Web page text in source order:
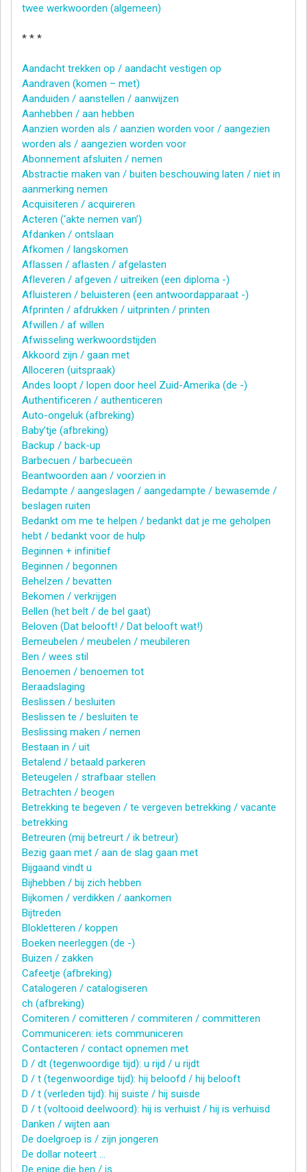
twee werkwoorden (algemeen)
* * *
Aandacht trekken op / aandacht vestigen op
Aandraven (komen – met)
Aanduiden / aanstellen / aanwijzen
Aanhebben / aan hebben
Aanzien worden als / aanzien worden voor / aangezien
worden als / aangezien worden voor
Abonnement afsluiten / nemen
Abstractie maken van / buiten beschouwing laten / niet in
aanmerking nemen
Acquisiteren / acquireren
Acteren (‘akte nemen van’)
Afdanken / ontslaan
Afkomen / langskomen
Aflassen / aflasten / afgelasten
Afleveren / afgeven / uitreiken (een diploma -)
Afluisteren / beluisteren (een antwoordapparaat -)
Afprinten / afdrukken / uitprinten / printen
Afwillen / af willen
Afwisseling werkwoordstijden
Akkoord zijn / gaan met
Alloceren (uitspraak)
Andes loopt / lopen door heel Zuid-Amerika (de -)
Authentificeren / authenticeren
Auto-ongeluk (afbreking)
Baby’tje (afbreking)
Backup / back-up
Barbecuen / barbecueën
Beantwoorden aan / voorzien in
Bedampte / aangeslagen / aangedampte / bewasemde /
beslagen ruiten
Bedankt om me te helpen / bedankt dat je me geholpen
hebt / bedankt voor de hulp
Beginnen + infinitief
Beginnen / begonnen
Behelzen / bevatten
Bekomen / verkrijgen
Bellen (het belt / de bel gaat)
Beloven (Dat belooft! / Dat belooft wat!)
Bemeubelen / meubelen / meubileren
Ben / wees stil
Benoemen / benoemen tot
Beraadslaging
Beslissen / besluiten
Beslissen te / besluiten te
Beslissing maken / nemen
Bestaan in / uit
Betalend / betaald parkeren
Beteugelen / strafbaar stellen
Betrachten / beogen
Betrekking te begeven / te vergeven betrekking / vacante
betrekking
Betreuren (mij betreurt / ik betreur)
Bezig gaan met / aan de slag gaan met
Bijgaand vindt u
Bijhebben / bij zich hebben
Bijkomen / verdikken / aankomen
Bijtreden
Blokletteren / koppen
Boeken neerleggen (de -)
Buizen / zakken
Cafeetje (afbreking)
Catalogeren / catalogiseren
ch (afbreking)
Comiteren / comitteren / commiteren / committeren
Communiceren: iets communiceren
Contacteren / contact opnemen met
D / dt (tegenwoordige tijd): u rijd / u rijdt
D / t (tegenwoordige tijd): hij beloofd / hij belooft
D / t (verleden tijd): hij suiste / hij suisde
D / t (voltooid deelwoord): hij is verhuist / hij is verhuisd
Danken / wijten aan
De doelgroep is / zijn jongeren
De dollar noteert …
De enige die ben / is